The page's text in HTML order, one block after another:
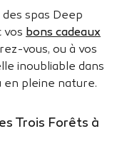
spas Deep
vos bons cadeaux
vous, ou à vos
inoubliable dans
en pleine nature.
Trois Forêts à